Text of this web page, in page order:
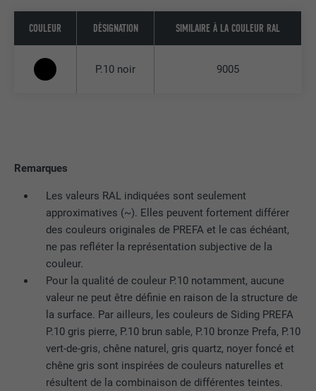
COULEUR DÉSIGNATION SIMILAIRE À LA COULEUR RAL
P.10 noir 9005
Remarques
Les valeurs RAL indiquées sont seulement
approximatives (~). Elles peuvent fortement différer
des couleurs originales de PREFA et le cas échéant,
ne pas refléter la représentation subjective de la
couleur.
Pour la qualité de couleur P.10 notamment, aucune
valeur ne peut être définie en raison de la structure de
la surface. Par ailleurs, les couleurs de Siding PREFA
P.10 gris pierre, P.10 brun sable, P.10 bronze Prefa, P.10
vert-de-gris, chêne naturel, gris quartz, noyer foncé et
chêne gris sont inspirées de couleurs naturelles et
résultent de la combinaison de différentes teintes.
UTILITÉ
Utilisé par YouTube (Google) pour
enregistrer les paramètres utilisateur et
EXPIRATION
UTILITÉ
Utilisé par Google AdSense pour tester
l'efficacité de la publicité sur les sites
Internet qui utilisent ses services.
NOM _pinterest_ct_ua
FOURNISSEUR Pinterest
EXPIRATION 1 an
Ce cookie comprend un identifiant